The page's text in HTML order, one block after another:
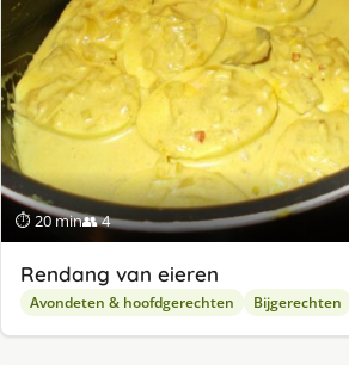
⏱ 20 min👥 4
Rendang van eieren
Avondeten & hoofdgerechten Bijgerechten